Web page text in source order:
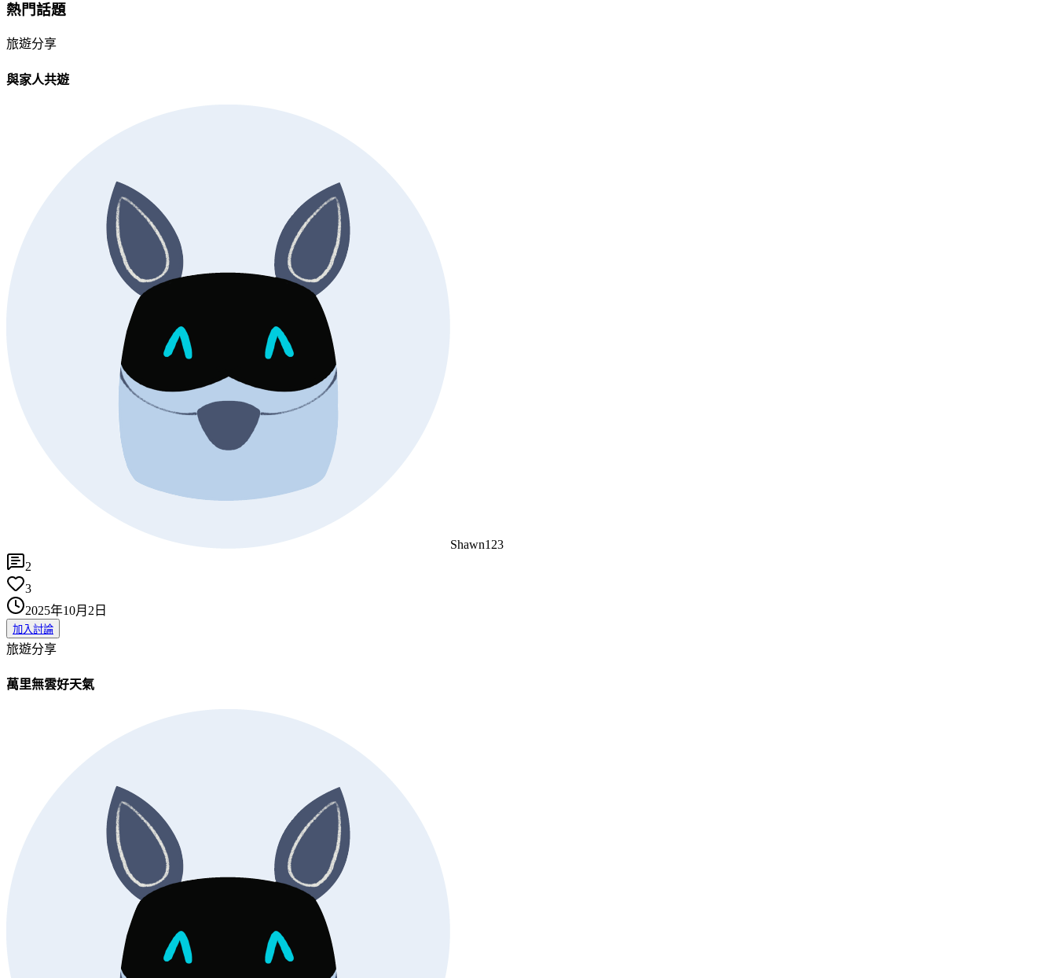
熱門話題
旅遊分享
與家人共遊
Shawn123
2
3
2025年10月2日
加入討論
旅遊分享
萬里無雲好天氣